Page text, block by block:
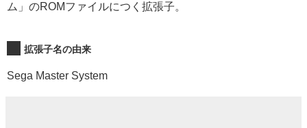
ム」のROMファイルにつく拡張子。
拡張子名の由来
Sega Master System